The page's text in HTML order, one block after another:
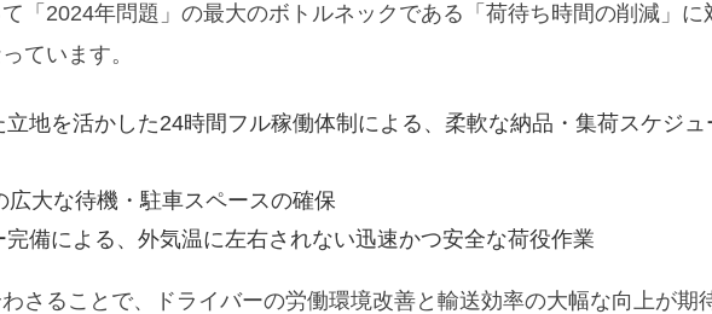
「2024年問題」の最大のボトルネックである「荷待ち時間の削減」に
ています。
地を活かした24時間フル稼働体制による、柔軟な納品・集荷スケジュ
広大な待機・駐車スペースの確保
完備による、外気温に左右されない迅速かつ安全な荷役作業
さることで、ドライバーの労働環境改善と輸送効率の大幅な向上が期